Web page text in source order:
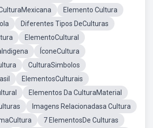
Elemento Cultura
Diferentes Tipos DeCulturas
ElementoCultural
ÍconeCultura
CulturaSimbolos
ElementosCulturais
Elementos Da CulturaMaterial
Imagens Relacionadasa Cultura
7 ElementosDe Culturas